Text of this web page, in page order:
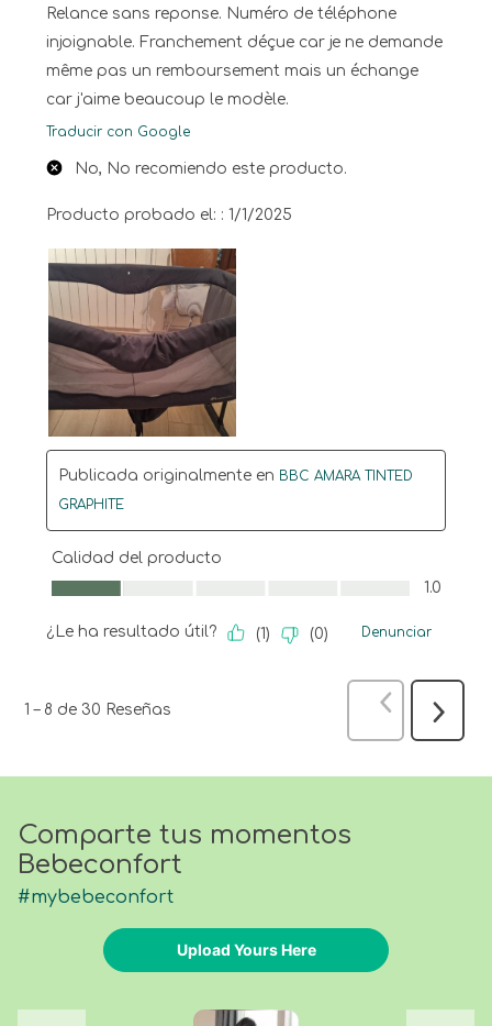
Comparte tus momentos
Bebeconfort
#mybebeconfort
Upload Yours Here
Media Carousel
Carousel with product photos. Use the previous and next
Relance sans reponse. Numéro de téléphone
injoignable. Franchement déçue car je ne demande
même pas un remboursement mais un échange
car j'aime beaucoup le modèle.
Traducir con Google
No, No recomiendo este producto.
Producto probado el: : 1/1/2025
Publicada originalmente en BBC AMARA TINTED
GRAPHITE
Calidad del producto
Calidad del producto, 1.0 de 5
1.0
¿Le ha resultado útil? (1) (0) Denunciar
1 – 8 de 30 Reseñas Anterior
Reseñas